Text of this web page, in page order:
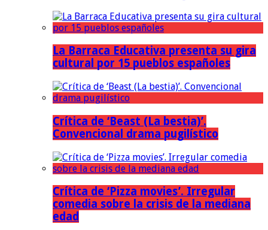
La Barraca Educativa presenta su gira
cultural por 15 pueblos españoles
Crítica de ‘Beast (La bestia)’.
Convencional drama pugilístico
Crítica de ‘Pizza movies’. Irregular
comedia sobre la crisis de la mediana
edad